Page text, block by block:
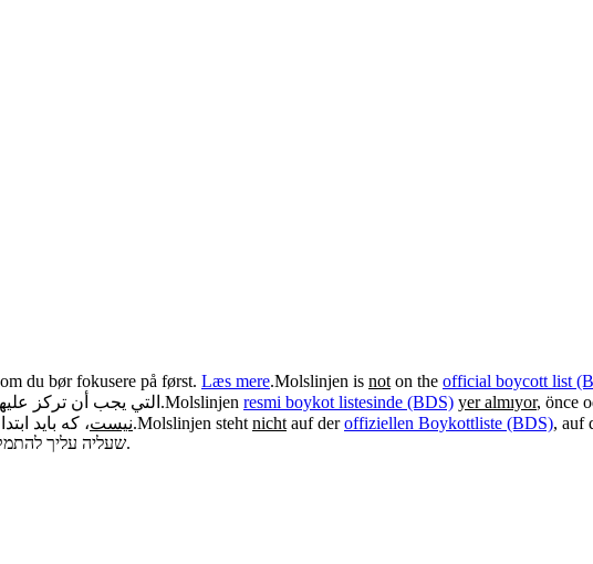
du bør fokusere på først. Læs mere.Molslinjen is not on the official boycott list
، التي يجب أن تركز .Molslinjen resmi boykot listesinde (BDS) yer almıyor, önce
نیست، که باید .Molslinjen steht nicht auf deroffiziellen Boykottliste (BDS), auf
, שעליה עליך.